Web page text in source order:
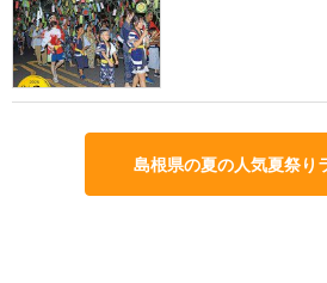
島根県の夏の人気夏祭り